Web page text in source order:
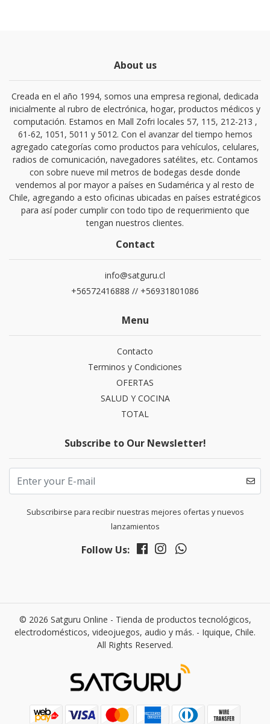
About us
Creada en el año 1994, somos una empresa regional, dedicada
inicialmente al rubro de electrónica, hogar, productos médicos y
computación. Estamos en Mall Zofri locales 57, 115, 212-213 ,
61-62, 1051, 5011 y 5012. Con el avanzar del tiempo hemos
agregado categorías como productos para vehículos, celulares,
radios de comunicación, navegadores satélites, etc. Contamos
con sobre nueve mil metros de bodegas desde donde
vendemos al por mayor a países en Sudamérica y al resto de
Chile, agregando a esto oficinas ubicadas en países estratégicos
para así poder cumplir con todo tipo de requerimiento que
tengan nuestros clientes.
Contact
info@satguru.cl
+56572416888 // +56931801086
Menu
Contacto
Terminos y Condiciones
OFERTAS
SALUD Y COCINA
TOTAL
Subscribe to Our Newsletter!
Subscribirse para recibir nuestras mejores ofertas y nuevos
lanzamientos
Follow Us:
© 2026 Satguru Online - Tienda de productos tecnológicos,
electrodomésticos, videojuegos, audio y más. - Iquique, Chile.
All Rights Reserved.